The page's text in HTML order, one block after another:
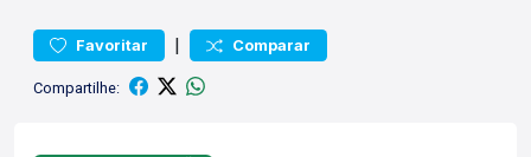
Favoritar | Comparar
Compartilhe: